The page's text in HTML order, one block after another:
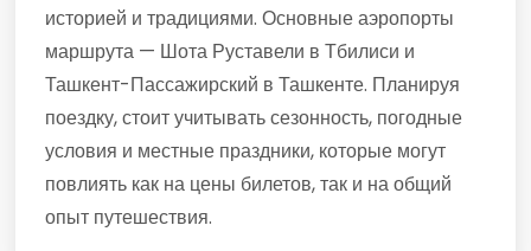
историей и традициями. Основные аэропорты
маршрута — Шота Руставели в Тбилиси и
Ташкент-Пассажирский в Ташкенте. Планируя
поездку, стоит учитывать сезонность, погодные
условия и местные праздники, которые могут
повлиять как на цены билетов, так и на общий
опыт путешествия.